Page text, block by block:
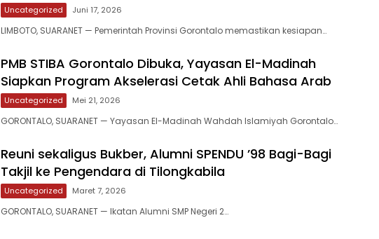
Uncategorized Juni 17, 2026
LIMBOTO, SUARANET — Pemerintah Provinsi Gorontalo memastikan kesiapan…
‎PMB STIBA Gorontalo Dibuka, Yayasan El-Madinah
Siapkan Program Akselerasi Cetak Ahli Bahasa Arab
Uncategorized Mei 21, 2026
GORONTALO, SUARANET — Yayasan El-Madinah Wahdah Islamiyah Gorontalo…
‎Reuni sekaligus Bukber, Alumni SPENDU ’98 Bagi-Bagi
Takjil ke Pengendara di Tilongkabila‎‎
Uncategorized Maret 7, 2026
GORONTALO, SUARANET — Ikatan Alumni SMP Negeri 2…